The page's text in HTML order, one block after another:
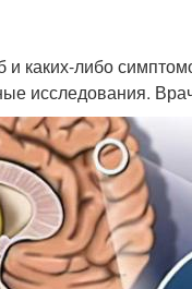
каких-либо
исследования.